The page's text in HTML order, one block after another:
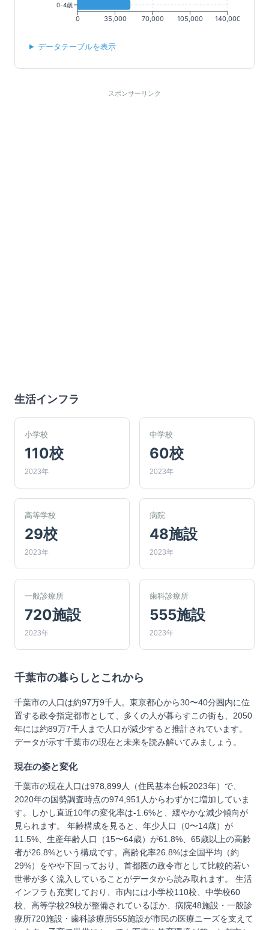
0 35,000 70,000 105,000 140,000
0-4歳
データテーブルを表示
スポンサーリンク
生活インフラ
小学校
110校
2023年
中学校
60校
2023年
高等学校
29校
2023年
病院
48施設
2023年
一般診療所
720施設
2023年
歯科診療所
555施設
2023年
千葉市の暮らしとこれから
千葉市の人口は約97万9千人。東京都心から30〜40分圏内に位
置する政令指定都市として、多くの人が暮らすこの街も、2050
年には約89万7千人まで人口が減少すると推計されています。
データが示す千葉市の現在と未来を読み解いてみましょう。
現在の姿と変化
千葉市の現在人口は978,899人（住民基本台帳2023年）で、
2020年の国勢調査時点の974,951人からわずかに増加していま
す。しかし直近10年の変化率は-1.6%と、緩やかな減少傾向が
見られます。 年齢構成を見ると、年少人口（0〜14歳）が
11.5%、生産年齢人口（15〜64歳）が61.8%、65歳以上の高齢
者が26.8%という構成です。高齢化率26.8%は全国平均（約
29%）をやや下回っており、首都圏の政令市として比較的若い
世帯が多く流入していることがデータから読み取れます。 生活
インフラも充実しており、市内には小学校110校、中学校60
校、高等学校29校が整備されているほか、病院48施設・一般診
療所720施設・歯科診療所555施設が市民の医療ニーズを支えて